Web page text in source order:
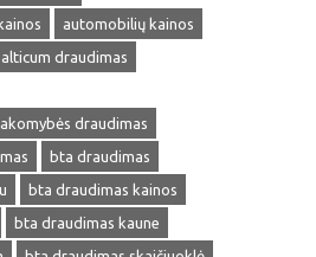
automobilių kainos
draudimas
draudimas
bta draudimas
bta draudimas kainos
bta draudimas kaune